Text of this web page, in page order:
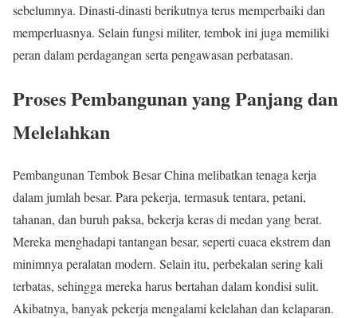
sebelumnya. Dinasti-dinasti berikutnya terus memperbaiki dan
memperluasnya. Selain fungsi militer, tembok ini juga memiliki
peran dalam perdagangan serta pengawasan perbatasan.
Proses Pembangunan yang Panjang dan
Melelahkan
Pembangunan Tembok Besar China melibatkan tenaga kerja
dalam jumlah besar. Para pekerja, termasuk tentara, petani,
tahanan, dan buruh paksa, bekerja keras di medan yang berat.
Mereka menghadapi tantangan besar, seperti cuaca ekstrem dan
minimnya peralatan modern. Selain itu, perbekalan sering kali
terbatas, sehingga mereka harus bertahan dalam kondisi sulit.
Akibatnya, banyak pekerja mengalami kelelahan dan kelaparan.